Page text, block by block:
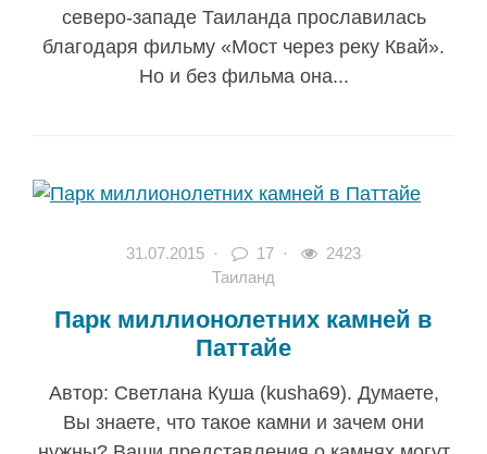
северо-западе Таиланда прославилась
благодаря фильму «Мост через реку Квай».
Но и без фильма она...
31.07.2015 · 17 ·
2423
Таиланд
Парк миллионолетних камней в
Паттайе
Автор: Светлана Куша (kusha69). Думаете,
Вы знаете, что такое камни и зачем они